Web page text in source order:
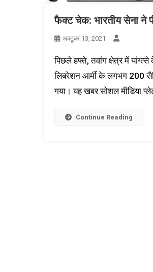
फैक्ट चेक: भारतीय सेना ने
अक्टूबर 13, 2021
पिछले हफ्ते, तवांग क्षेत्र में
लिबरेशन आर्मी के लगभग 200
गया। यह खबर सोशल मीडिया
Continue Reading